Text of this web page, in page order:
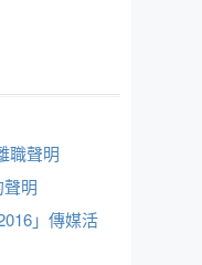
職聲明
明
」傳媒活